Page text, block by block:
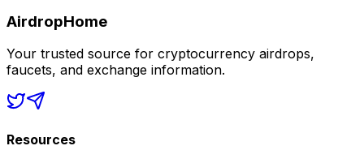
AirdropHome
Your trusted source for cryptocurrency airdrops,
faucets, and exchange information.
Resources